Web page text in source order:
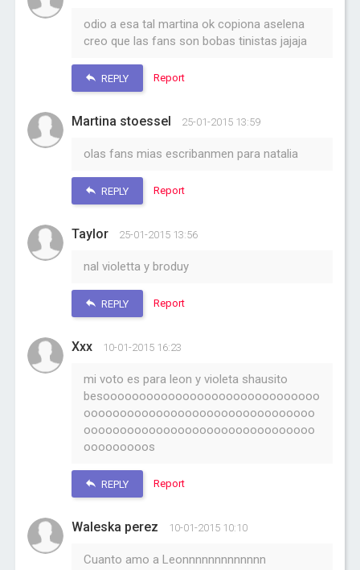
odio a esa tal martina ok copiona aselena
creo que las fans son bobas tinistas jajaja
REPLY Report
Martina stoessel 25-01-2015 13:59
olas fans mias escribanmen para natalia
REPLY Report
Taylor 25-01-2015 13:56
nal violetta y broduy
REPLY Report
Xxx 10-01-2015 16:23
mi voto es para leon y violeta shausito
besoooooooooooooooooooooooooooooo
oooooooooooooooooooooooooooooooo
oooooooooooooooooooooooooooooooo
ooooooooos
REPLY Report
Waleska perez 10-01-2015 10:10
Cuanto amo a Leonnnnnnnnnnnnn